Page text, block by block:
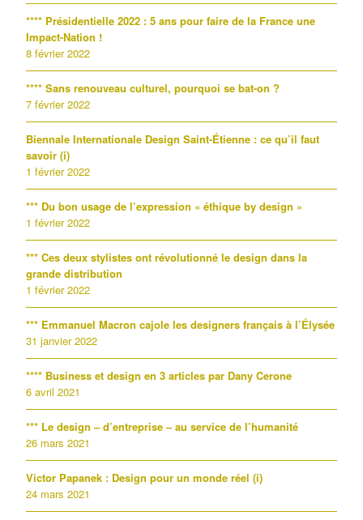
**** Présidentielle 2022 : 5 ans pour faire de la France une
Impact-Nation !
8 février 2022
**** Sans renouveau culturel, pourquoi se bat-on ?
7 février 2022
Biennale Internationale Design Saint-Étienne : ce qu’il faut
savoir (i)
1 février 2022
*** Du bon usage de l’expression « éthique by design »
1 février 2022
*** Ces deux stylistes ont révolutionné le design dans la
grande distribution
1 février 2022
*** Emmanuel Macron cajole les designers français à l’Élysée
31 janvier 2022
**** Business et design en 3 articles par Dany Cerone
6 avril 2021
*** Le design – d’entreprise – au service de l’humanité
26 mars 2021
Victor Papanek : Design pour un monde réel (i)
24 mars 2021